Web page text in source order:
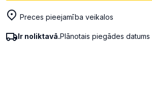
Preces pieejamība veikalos
Ir noliktavā.Plānotais piegādes datums